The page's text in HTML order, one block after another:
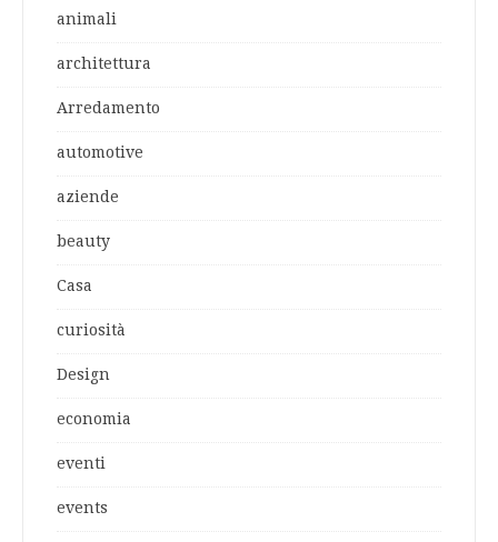
animali
architettura
Arredamento
automotive
aziende
beauty
Casa
curiosità
Design
economia
eventi
events